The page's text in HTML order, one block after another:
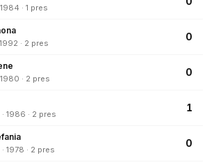
· 1 pres
1992 · 2 pres
0
1980 · 2 pres
0
· 1986 · 2 pres
1
1978 · 2 pres
0